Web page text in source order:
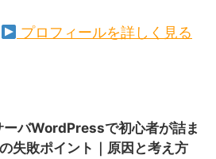
プロフィールを詳しく見る
ーバWordPressで初心者が詰ま
失敗ポイント｜原因と考え方